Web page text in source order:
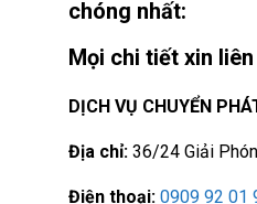
chóng nhất:
Mọi chi tiết xin liên
DỊCH VỤ CHUYỂN
Địa chỉ: 36/24 Giải
Điện thoại: 0909 92 01